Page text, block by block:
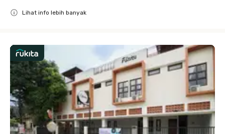
Lihat info lebih banyak